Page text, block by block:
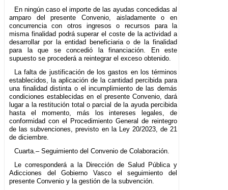
En ningún caso el importe de las ayudas concedidas al
amparo del presente Convenio, aisladamente o en
concurrencia con otros ingresos o recursos para la
misma finalidad podrá superar el coste de la actividad a
desarrollar por la entidad beneficiaria o de la finalidad
para la que se concedió la financiación. En este
supuesto se procederá a reintegrar el exceso obtenido.
La falta de justificación de los gastos en los términos
establecidos, la aplicación de la cantidad percibida para
una finalidad distinta o el incumplimiento de las demás
condiciones establecidas en el presente Convenio, dará
lugar a la restitución total o parcial de la ayuda percibida
hasta el momento, más los intereses legales, de
conformidad con el Procedimiento General de reintegro
de las subvenciones, previsto en la Ley 20/2023, de 21
de diciembre.
Cuarta.– Seguimiento del Convenio de Colaboración.
Le corresponderá a la Dirección de Salud Pública y
Adicciones del Gobierno Vasco el seguimiento del
presente Convenio y la gestión de la subvención.